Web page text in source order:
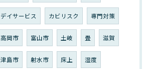
デイサービス カビリスク 専門対策
高岡市 富山市 土岐 畳 滋賀
津島市 射水市 床上 湿度